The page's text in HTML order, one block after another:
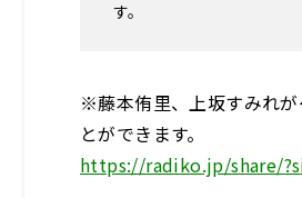
す。
※藤本侑里、上坂すみれ
とができます。
https://radiko.jp/share/